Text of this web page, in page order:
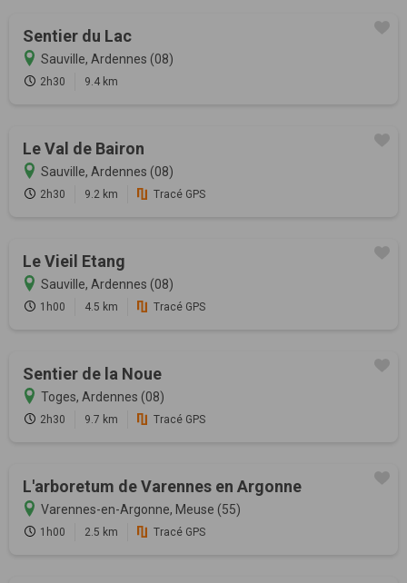
Sentier du Lac
Sauville, Ardennes (08)
2h30 9.4 km
Le Val de Bairon
Sauville, Ardennes (08)
2h30 9.2 km Tracé GPS
Le Vieil Etang
Sauville, Ardennes (08)
1h00 4.5 km Tracé GPS
Sentier de la Noue
Toges, Ardennes (08)
2h30 9.7 km Tracé GPS
L'arboretum de Varennes en Argonne
Varennes-en-Argonne, Meuse (55)
1h00 2.5 km Tracé GPS